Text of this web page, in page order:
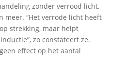
zonder verrood licht.
meer. “Het verrode licht heeft
strekking, maar helpt
zo constateert ze.
effect op het aantal